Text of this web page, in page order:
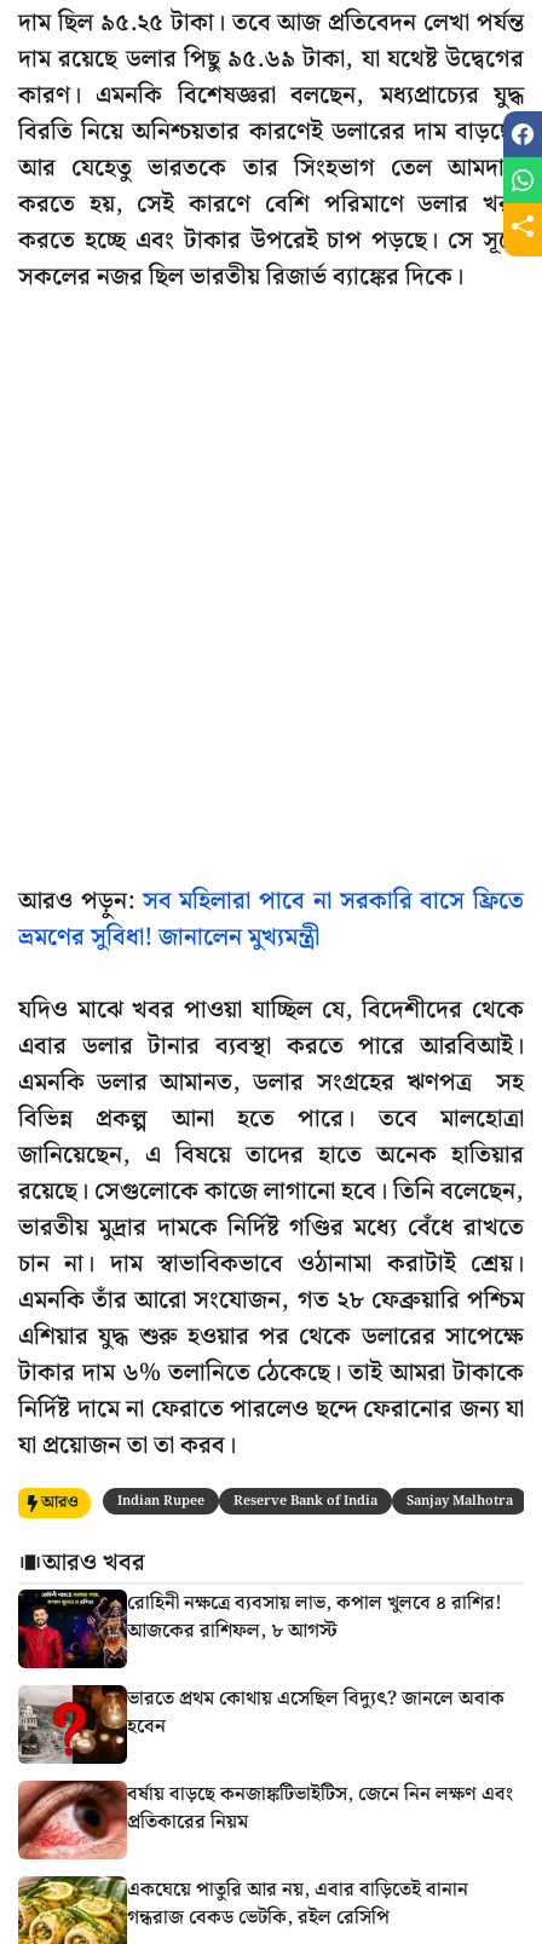
দাম ছিল ৯৫.২৫ টাকা। তবে আজ প্রতিবেদন লেখা পর্যন্ত
দাম রয়েছে ডলার পিছু ৯৫.৬৯ টাকা, যা যথেষ্ট উদ্বেগের
কারণ। এমনকি বিশেষজ্ঞরা বলছেন, মধ্যপ্রাচ্যের যুদ্ধ
বিরতি নিয়ে অনিশ্চয়তার কারণেই ডলারের দাম বাড়ছে।
আর যেহেতু ভারতকে তার সিংহভাগ তেল আমদানি
করতে হয়, সেই কারণে বেশি পরিমাণে ডলার খরচ
করতে হচ্ছে এবং টাকার উপরেই চাপ পড়ছে। সে সূত্রে
সকলের নজর ছিল ভারতীয় রিজার্ভ ব্যাঙ্কের দিকে।
আরও পড়ুন:সব মহিলারা পাবে না সরকারি বাসে ফ্রিতে
ভ্রমণের সুবিধা! জানালেন মুখ্যমন্ত্রী
যদিও মাঝে খবর পাওয়া যাচ্ছিল যে, বিদেশীদের থেকে
এবার ডলার টানার ব্যবস্থা করতে পারে আরবিআই।
এমনকি ডলার আমানত, ডলার সংগ্রহের ঋণপত্র সহ
বিভিন্ন প্রকল্প আনা হতে পারে। তবে মালহোত্রা
জানিয়েছেন, এ বিষয়ে তাদের হাতে অনেক হাতিয়ার
রয়েছে। সেগুলোকে কাজে লাগানো হবে। তিনি বলেছেন,
ভারতীয় মুদ্রার দামকে নির্দিষ্ট গণ্ডির মধ্যে বেঁধে রাখতে
চান না। দাম স্বাভাবিকভাবে ওঠানামা করাটাই শ্রেয়।
এমনকি তাঁর আরো সংযোজন, গত ২৮ ফেব্রুয়ারি পশ্চিম
এশিয়ার যুদ্ধ শুরু হওয়ার পর থেকে ডলারের সাপেক্ষে
টাকার দাম ৬% তলানিতে ঠেকেছে। তাই আমরা টাকাকে
নির্দিষ্ট দামে না ফেরাতে পারলেও ছন্দে ফেরানোর জন্য যা
যা প্রয়োজন তা তা করব।
আরও Indian Rupee Reserve Bank of India Sanjay Malhotra
আরও খবর
রোহিনী নক্ষত্রে ব্যবসায় লাভ, কপাল খুলবে ৪ রাশির!
আজকের রাশিফল, ৮ আগস্ট
ভারতে প্রথম কোথায় এসেছিল বিদ্যুৎ? জানলে অবাক
হবেন
বর্ষায় বাড়ছে কনজাঙ্কটিভাইটিস, জেনে নিন লক্ষণ এবং
প্রতিকারের নিয়ম
একঘেয়ে পাতুরি আর নয়, এবার বাড়িতেই বানান
গন্ধরাজ বেকড ভেটকি, রইল রেসিপি